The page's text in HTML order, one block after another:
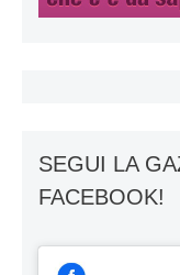
SEGUI LA
FACEBOOK!